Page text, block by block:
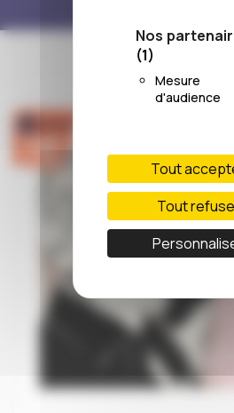
Nos
(1)
Mesure
d'audience
Tout
Tout